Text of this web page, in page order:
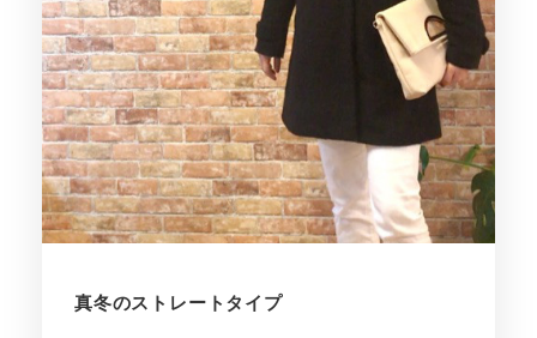
真冬のストレートタイプ